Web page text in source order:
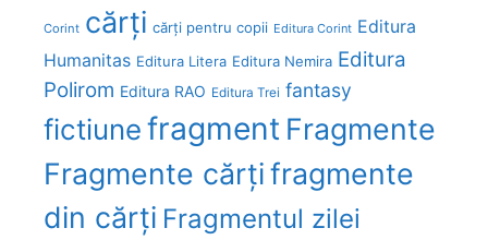
Corint cărți cărți pentru copii Editura Corint Editura
Humanitas Editura Litera Editura Nemira Editura
Polirom Editura RAO Editura Trei fantasy
fictiunefragment Fragmente
Fragmente cărțifragmente
din cărți Fragmentul zilei